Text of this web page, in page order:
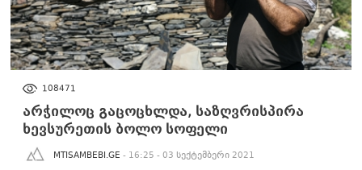
108471
არჭილოც გაცოცხლდა, საზღვრისპირა
ხევსურეთის ბოლო სოფელი
MTISAMBEBI.GE - 16:25 - 03 სექტემბერი 2021